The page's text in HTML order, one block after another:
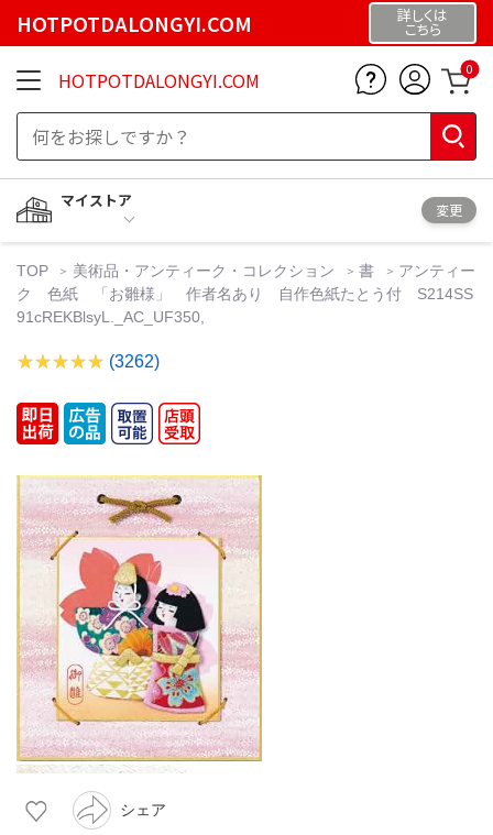
HOTPOTDALONGYI.COM 詳しくは
こちら
HOTPOTDALONGYI.COM 0
マイストア
変更
TOP 美術品・アンティーク・コレクション 書
アンティー
ク 色紙 「お雛様」 作者名あり 自作色紙たとう付 S214SS
91cREKBlsyL._AC_UF350,
(3262)
シェア